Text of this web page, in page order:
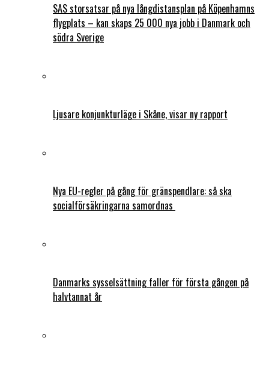
SAS storsatsar på nya långdistansplan på Köpenhamns
flygplats – kan skaps 25 000 nya jobb i Danmark och
södra Sverige
Ljusare konjunkturläge i Skåne, visar ny rapport
Nya EU-regler på gång för gränspendlare: så ska
socialförsäkringarna samordnas
Danmarks sysselsättning faller för första gången på
halvtannat år